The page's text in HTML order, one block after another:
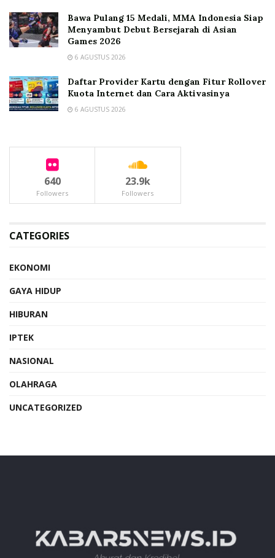
Bawa Pulang 15 Medali, MMA Indonesia Siap
Menyambut Debut Bersejarah di Asian
Games 2026
6 AGUSTUS 2026
Daftar Provider Kartu dengan Fitur Rollover
Kuota Internet dan Cara Aktivasinya
6 AGUSTUS 2026
640
Followers
23.9k
Followers
CATEGORIES
EKONOMI
GAYA HIDUP
HIBURAN
IPTEK
NASIONAL
OLAHRAGA
UNCATEGORIZED